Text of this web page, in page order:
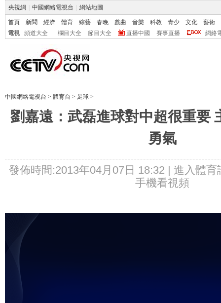
央視網 中國網絡電視台 網站地圖
首頁 新聞 經濟 體育 綜藝 春晚 戲曲 音樂 科教 青少 文化
藝術
電視
頻道大全 欄目大全 節目大全 直播中國 賽事直播 網絡
中國網絡電視台 > 體育台 > 足球 >
劉嘉遠：武磊進球對中超很重要
勇氣
發佈時間:2013年04月07日 18:32 | 進入體育
手機看視頻